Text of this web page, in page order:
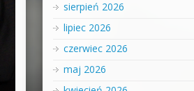
sierpień 2026
lipiec 2026
czerwiec 2026
maj 2026